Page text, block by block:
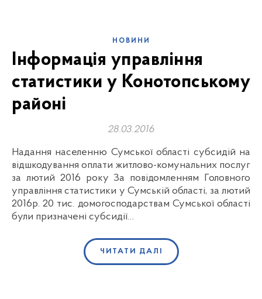
НОВИНИ
Інформація управління
статистики у Конотопському
районі
28.03.2016
Надання населенню Сумської області субсидій на
відшкодування оплати житлово-комунальних послуг
за лютий 2016 року За повідомленням Головного
управління статистики у Сумській області, за лютий
2016р. 20 тис. домогосподарствам Сумської області
були призначені субсидії…
ЧИТАТИ ДАЛІ